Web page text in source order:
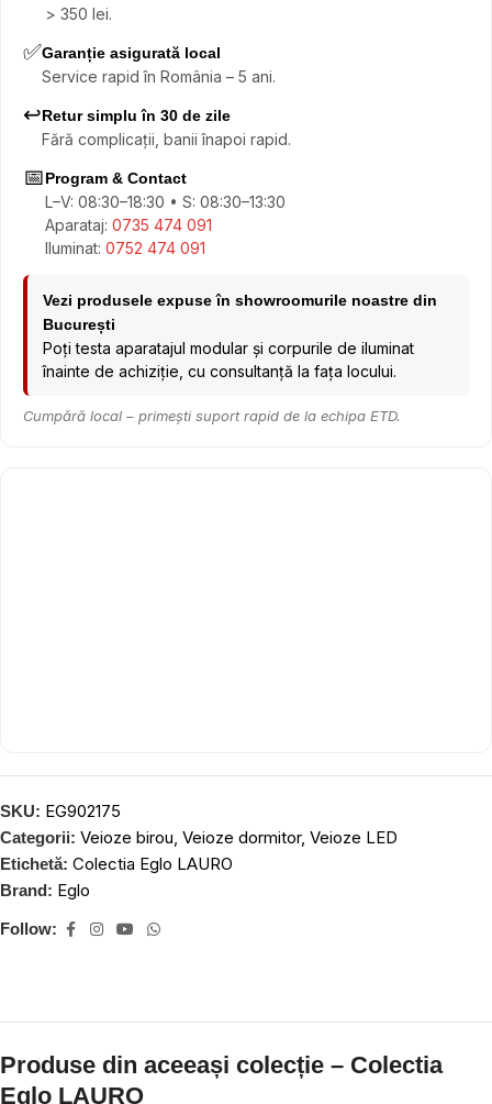
> 350 lei.
✅Garanție asigurată local
Service rapid în România – 5 ani.
↩️Retur simplu în 30 de zile
Fără complicații, banii înapoi rapid.
📅Program & Contact
L–V: 08:30–18:30 • S: 08:30–13:30
Aparataj: 0735 474 091
Iluminat: 0752 474 091
Vezi produsele expuse în showroomurile noastre din
București
Poți testa aparatajul modular și corpurile de iluminat
înainte de achiziție, cu consultanță la fața locului.
Cumpără local – primești suport rapid de la echipa ETD.
SKU: EG902175
Categorii: Veioze birou, Veioze dormitor, Veioze LED
Etichetă: Colectia Eglo LAURO
Brand: Eglo
Follow:
Produse din aceeași colecție – Colectia
Eglo LAURO